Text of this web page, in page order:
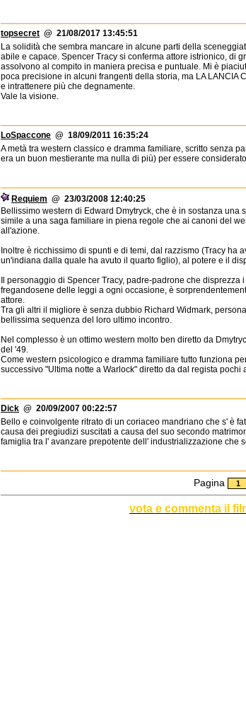
topsecret @ 21/08/2017 13:45:51
La solidità che sembra mancare in alcune parti della
abile e capace. Spencer Tracy si conferma attore istrionico, di
assolvono al compito in maniera precisa e puntuale. Mi è
poca precisione in alcuni frangenti della storia, ma LA LANCIA
e intrattenere più che degnamente.
Vale la visione.
LoSpaccone @ 18/09/2011 16:35:24
A metà tra western classico e dramma familiare, scritto senza
era un buon mestierante ma nulla di più) per essere
Requiem @ 23/03/2008 12:40:25
Bellissimo western di Edward Dmytryck, che è in sostanza
simile a una saga familiare in piena regole che ai canoni del
all'azione.
Inoltre è ricchissimo di spunti e di temi, dal razzismo (Tracy ha
un'indiana dalla quale ha avuto il quarto figlio), al potere e il
Il personaggio di Spencer Tracy, padre-padrone che
fregandosene delle leggi a ogni occasione, è
attore.
Tra gli altri il migliore è senza dubbio Richard Widmark,
bellissima sequenza del loro ultimo incontro.
Nel complesso è un ottimo western molto ben diretto da
del '49.
Come western psicologico e dramma familiare tutto funziona
successivo "Ultima notte a Warlock" diretto da dal regista pochi
Dick @ 20/09/2007 00:22:57
Bello e coinvolgente ritrato di un coriaceo mandriano che s' è
causa dei pregiudizi suscitati a causa del suo secondo
famiglia tra l' avanzare prepotente dell' industrializzazione che
Pagina
vota e commenta il